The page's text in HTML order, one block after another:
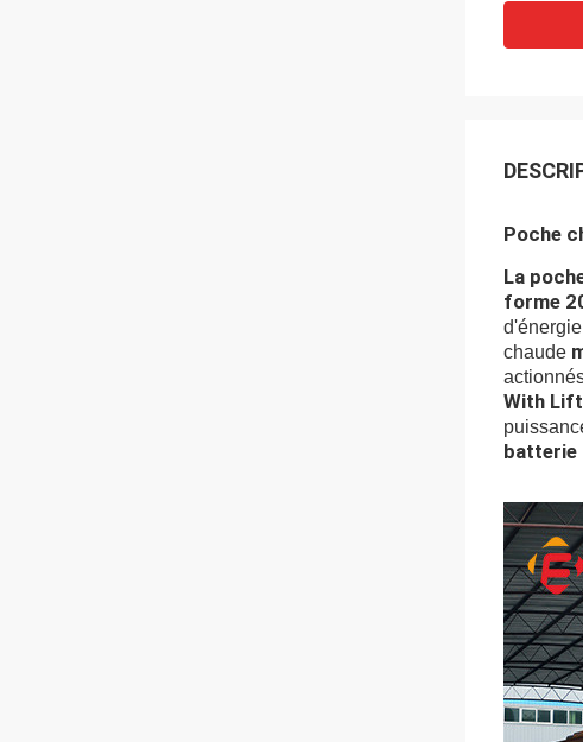
Poche
La
forme
chaude
With
batterie